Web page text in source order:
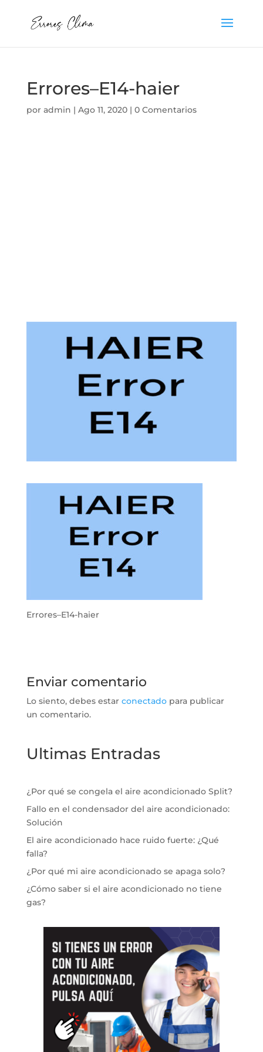
Errores–E14-haier
por admin | Ago 11, 2020| 0 Comentarios
Errores–E14-haier
Enviar comentario
Lo siento, debes estar conectadopara publicar
un comentario.
Ultimas Entradas
¿Por qué se congela el aire acondicionado Split?
Fallo en el condensador del aire acondicionado:
Solución
El aire acondicionado hace ruido fuerte: ¿Qué
falla?
¿Por qué mi aire acondicionado se apaga solo?
¿Cómo saber si el aire acondicionado no tiene
gas?